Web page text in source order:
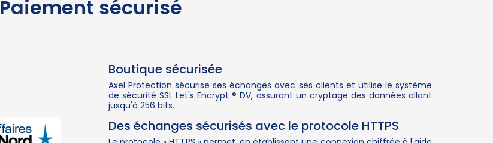
Paiement sécurisé
Boutique sécurisée
Axel Protection sécurise ses échanges avec ses clients et utilise le système
de sécurité SSL Let's Encrypt ® DV, assurant un cryptage des données allant
jusqu'à 256 bits.
Des échanges sécurisés avec le protocole HTTPS